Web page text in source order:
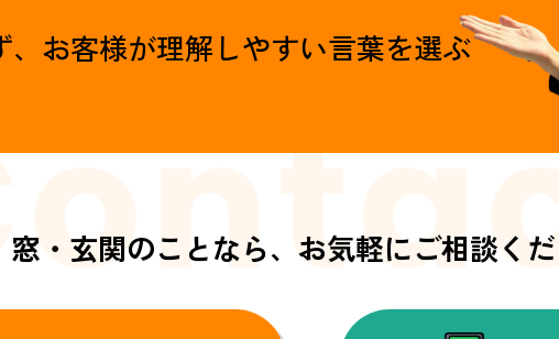
、お客様が理解しやすい言葉を選ぶ
窓・玄関のことなら、 お気軽にご相談く